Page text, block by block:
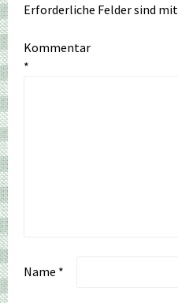
Erforderliche Felder sind mit
Kommentar
*
Name *